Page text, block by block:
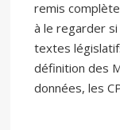
remis
à le regarder
textes
définition des
données, les